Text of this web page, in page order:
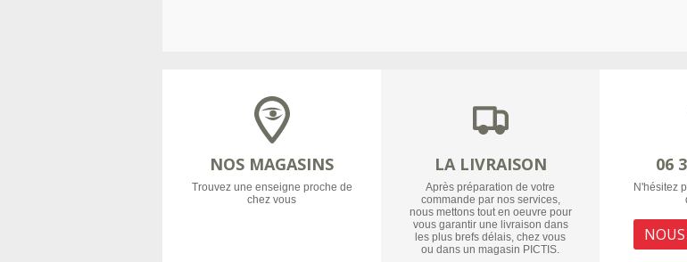
NOS MAGASINS
Trouvez une enseigne proche de
chez vous
LA LIVRAISON
Après préparation de votre
commande par nos services,
nous mettons tout en oeuvre pour
vous garantir une livraison dans
les plus brefs délais, chez vous
ou dans un magasin PICTIS.
06
N'hésitez